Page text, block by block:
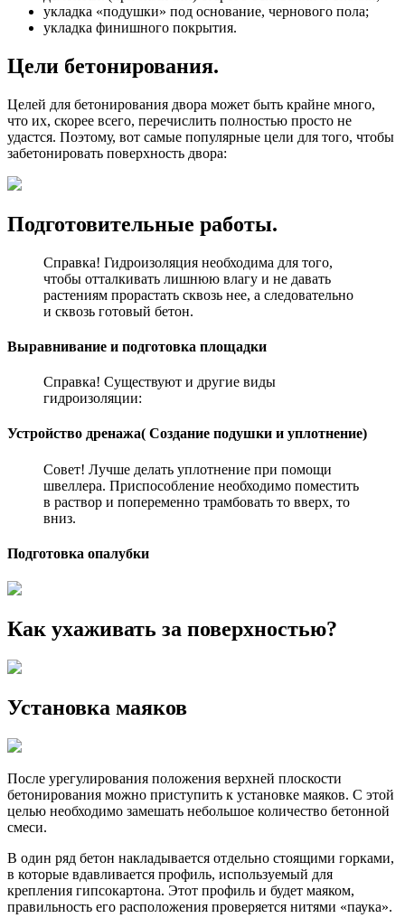
укладка «подушки» под основание, чернового пола;
укладка финишного покрытия.
Цели бетонирования.
Целей для бетонирования двора может быть крайне много,
что их, скорее всего, перечислить полностью просто не
удастся. Поэтому, вот самые популярные цели для того, чтобы
забетонировать поверхность двора:
Подготовительные работы.
Справка! Гидроизоляция необходима для того,
чтобы отталкивать лишнюю влагу и не давать
растениям прорастать сквозь нее, а следовательно
и сквозь готовый бетон.
Выравнивание и подготовка площадки
Справка! Существуют и другие виды
гидроизоляции:
Устройство дренажа( Создание подушки и уплотнение)
Совет! Лучше делать уплотнение при помощи
швеллера. Приспособление необходимо поместить
в раствор и попеременно трамбовать то вверх, то
вниз.
Подготовка опалубки
Как ухаживать за поверхностью?
Установка маяков
После урегулирования положения верхней плоскости
бетонирования можно приступить к установке маяков. С этой
целью необходимо замешать небольшое количество бетонной
смеси.
В один ряд бетон накладывается отдельно стоящими горками,
в которые вдавливается профиль, используемый для
крепления гипсокартона. Этот профиль и будет маяком,
правильность его расположения проверяется нитями «паука».